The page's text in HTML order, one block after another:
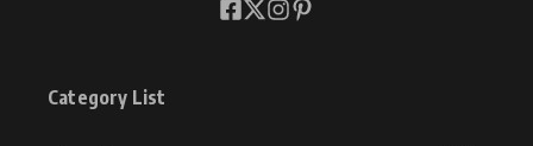
Category List